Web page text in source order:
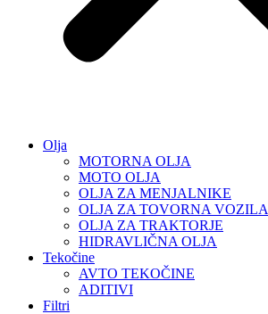
Olja
MOTORNA OLJA
MOTO OLJA
OLJA ZA MENJALNIKE
OLJA ZA TOVORNA VOZILA
OLJA ZA TRAKTORJE
HIDRAVLIČNA OLJA
Tekočine
AVTO TEKOČINE
ADITIVI
Filtri